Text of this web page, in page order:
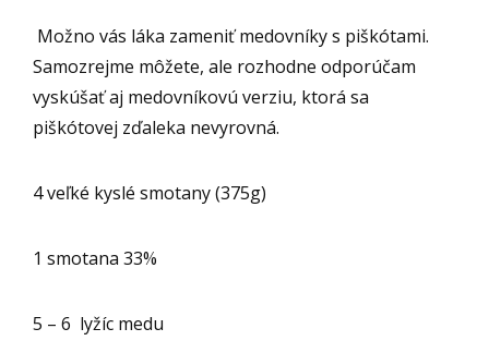
Možno vás láka zameniť medovníky s piškótami.
Samozrejme môžete, ale rozhodne odporúčam
vyskúšať aj medovníkovú verziu, ktorá sa
piškótovej zďaleka nevyrovná.
4 veľké kyslé smotany (375g)
1 smotana 33%
5 – 6 lyžíc medu